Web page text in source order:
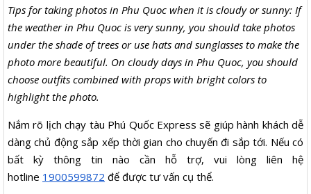
Tips for taking photos in Phu Quoc when it is cloudy or sunny: If
the weather in Phu Quoc is very sunny, you should take photos
under the shade of trees or use hats and sunglasses to make the
photo more beautiful. On cloudy days in Phu Quoc, you should
choose outfits combined with props with bright colors to
highlight the photo.
Nắm rõ lịch chạy tàu Phú Quốc Express sẽ giúp hành khách dễ
dàng chủ động sắp xếp thời gian cho chuyến đi sắp tới. Nếu có
bất kỳ thông tin nào cần hỗ trợ, vui lòng liên hệ
hotline 1900599872 để được tư vấn cụ thể.